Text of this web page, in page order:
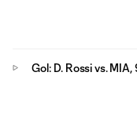
Gol: D. Rossi vs.